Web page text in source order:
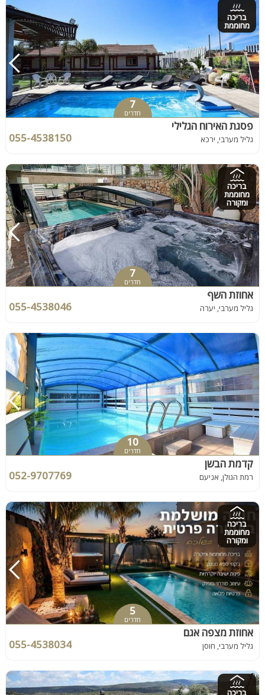
בריכה
מחוממת
7
חדרים
פסגת האירוח הגלילי
גליל מערבי, ירכא 055-4538150
בריכה
מחוממת
ומקורה
7
חדרים
אחוזת השף
גליל מערבי, יערה 055-4538046
10
חדרים
קדמת הבשן
רמת הגולן, אניעם 052-9707769
בריכה
מחוממת
ומקורה
5
חדרים
אחוזת מצפה אגם
גליל מערבי, חוסן 055-4538034
בריכה